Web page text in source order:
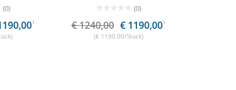
(0)
1
(0)
€ 1240,00 € 1190,001
(€ 1190,00/Stück)